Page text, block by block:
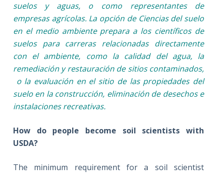
suelos y aguas, o como representantes de
empresas agrícolas. La opción de Ciencias del suelo
en el medio ambiente prepara a los científicos de
suelos para carreras relacionadas directamente
con el ambiente, como la calidad del agua, la
remediación y restauración de sitios contaminados,
o la evaluación en el sitio de las propiedades del
suelo en la construcción, eliminación de desechos e
instalaciones recreativas.
How do people become soil scientists with
USDA?
The minimum requirement for a soil scientist